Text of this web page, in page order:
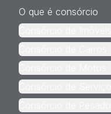
O que é consórcio
Consórcio de Imóveis
Consórcio de Carros
Consórcio de Motos
Consórcio de Serviços
Consórcio de Pesados